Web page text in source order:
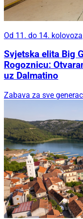
Od 11. do 14. kolovoza
Svjetska elita Big
Rogoznicu:
uz Dalmatino
Zabava za sve